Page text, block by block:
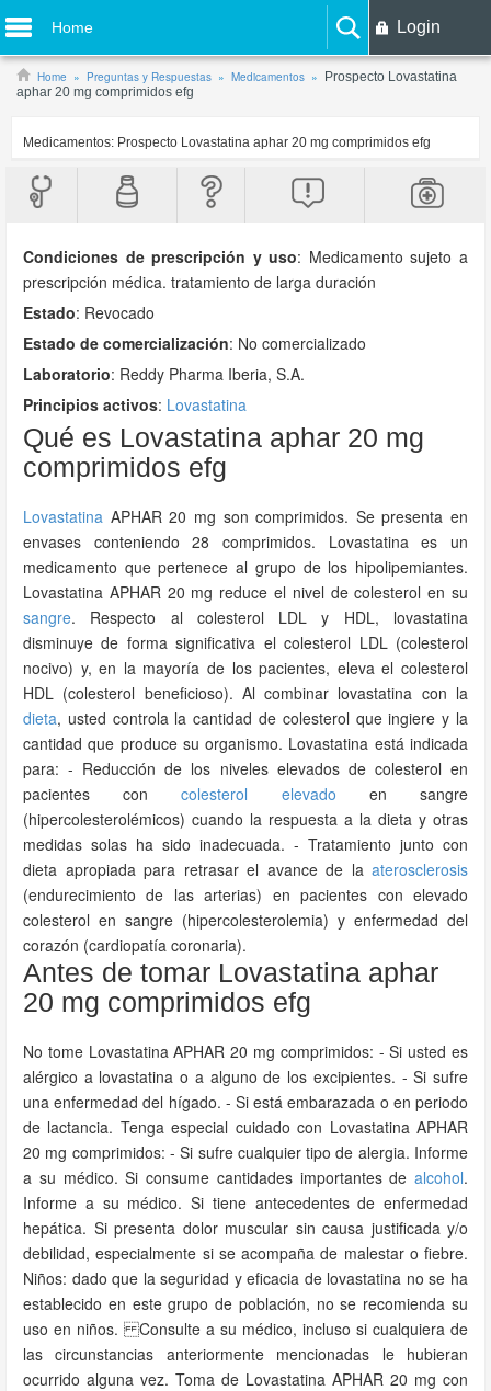
Home Login
Home Preguntas y Respuestas Medicamentos
Prospecto Lovastatina
aphar 20 mg comprimidos efg
Medicamentos: Prospecto Lovastatina aphar 20 mg comprimidos efg
Condiciones de prescripción y uso: Medicamento sujeto a
prescripción médica. tratamiento de larga duración
Estado: Revocado
Estado de comercialización: No comercializado
Laboratorio: Reddy Pharma Iberia, S.A.
Principios activos: Lovastatina
Qué es Lovastatina aphar 20 mg
comprimidos efg
Lovastatina APHAR 20 mg son comprimidos. Se presenta en
envases conteniendo 28 comprimidos. Lovastatina es un
medicamento que pertenece al grupo de los hipolipemiantes.
Lovastatina APHAR 20 mg reduce el nivel de colesterol en su
sangre. Respecto al colesterol LDL y HDL, lovastatina
disminuye de forma significativa el colesterol LDL (colesterol
nocivo) y, en la mayoría de los pacientes, eleva el colesterol
HDL (colesterol beneficioso). Al combinar lovastatina con la
dieta, usted controla la cantidad de colesterol que ingiere y la
cantidad que produce su organismo. Lovastatina está indicada
para: - Reducción de los niveles elevados de colesterol en
pacientes concolesterol elevado en sangre
(hipercolesterolémicos) cuando la respuesta a la dieta y otras
medidas solas ha sido inadecuada. - Tratamiento junto con
dieta apropiada para retrasar el avance de la aterosclerosis
(endurecimiento de las arterias) en pacientes con elevado
colesterol en sangre (hipercolesterolemia) y enfermedad del
corazón (cardiopatía coronaria).
Antes de tomar Lovastatina aphar
20 mg comprimidos efg
No tome Lovastatina APHAR 20 mg comprimidos: - Si usted es
alérgico a lovastatina o a alguno de los excipientes. - Si sufre
una enfermedad del hígado. - Si está embarazada o en periodo
de lactancia. Tenga especial cuidado con Lovastatina APHAR
20 mg comprimidos: - Si sufre cualquier tipo de alergia. Informe
a su médico. Si consume cantidades importantes de alcohol.
Informe a su médico. Si tiene antecedentes de enfermedad
hepática. Si presenta dolor muscular sin causa justificada y/o
debilidad, especialmente si se acompaña de malestar o fiebre.
Niños: dado que la seguridad y eficacia de lovastatina no se ha
establecido en este grupo de población, no se recomienda su
uso en niños. Consulte a su médico, incluso si cualquiera de
las circunstancias anteriormente mencionadas le hubieran
ocurrido alguna vez. Toma de Lovastatina APHAR 20 mg con